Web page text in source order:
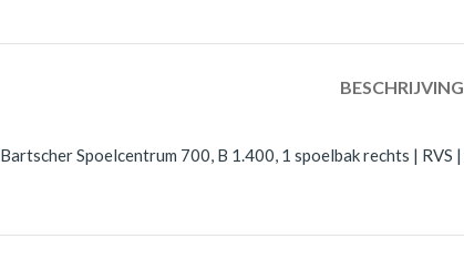
BESCHRIJVING
Bartscher Spoelcentrum 700, B 1.400, 1 spoelbak rechts |